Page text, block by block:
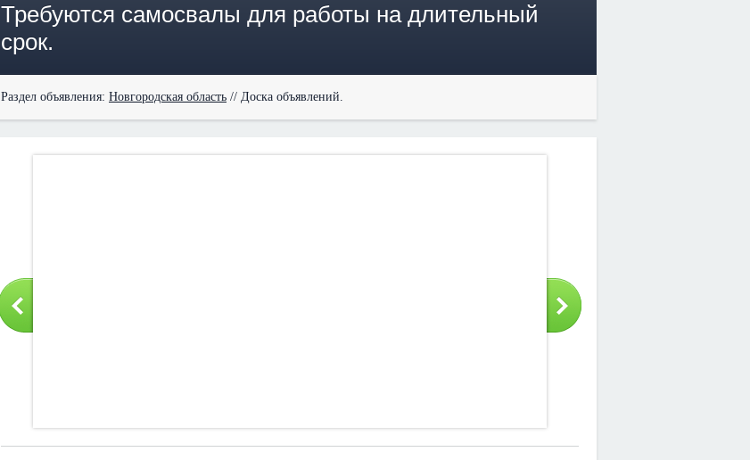
Требуются самосвалы для работы на длительный
срок.
Раздел объявления: Новгородская область // Доска объявлений.